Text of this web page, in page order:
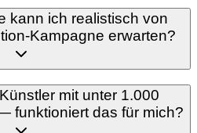
kann ich realistisch von
Kampagne erwarten?
mit unter 1.000
funktioniert das für mich?